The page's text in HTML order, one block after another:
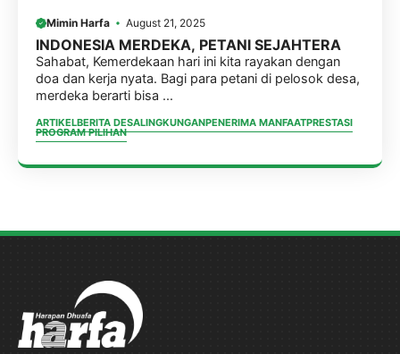
Mimin Harfa August 21, 2025
INDONESIA MERDEKA, PETANI SEJAHTERA
Sahabat, Kemerdekaan hari ini kita rayakan dengan
doa dan kerja nyata. Bagi para petani di pelosok desa,
merdeka berarti bisa ...
ARTIKELBERITA DESALINGKUNGANPENERIMA MANFAATPRESTASI
PROGRAM PILIHAN